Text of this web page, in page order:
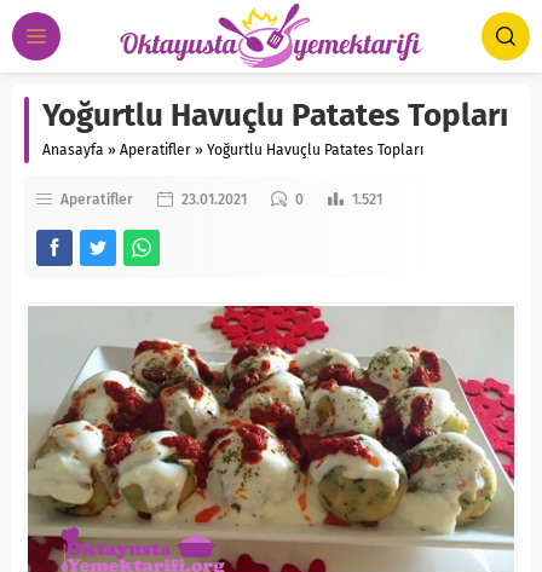
Yoğurtlu Havuçlu Patates Topları
Anasayfa » Aperatifler » Yoğurtlu Havuçlu Patates Topları
Aperatifler 23.01.2021 0 1.521